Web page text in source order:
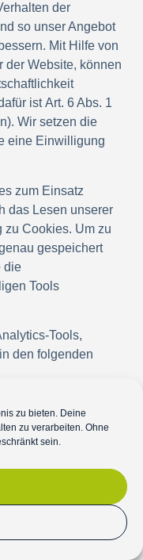
zu bieten. Deine
zu verarbeiten. Ohne
sein.
der
so unser Angebot
Mit Hilfe von
der Website, können
istArt. 6 Abs. 1
. Wir setzen die
eine Einwilligung
zum Einsatz
das Lesen unserer
Cookies. Um zu
gespeichert
die
Tools
Tools,
den folgenden